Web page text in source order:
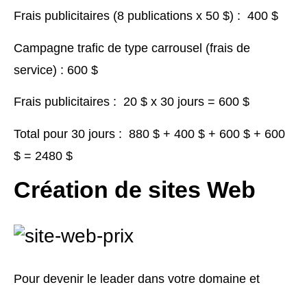
Frais publicitaires (8 publications x 50 $) : 400 $
Campagne trafic de type carrousel (frais de
service) : 600 $
Frais publicitaires : 20 $ x 30 jours = 600 $
Total pour 30 jours : 880 $ + 400 $ + 600 $ + 600
$ = 2480 $
Création de sites Web
Pour devenir le leader dans votre domaine et